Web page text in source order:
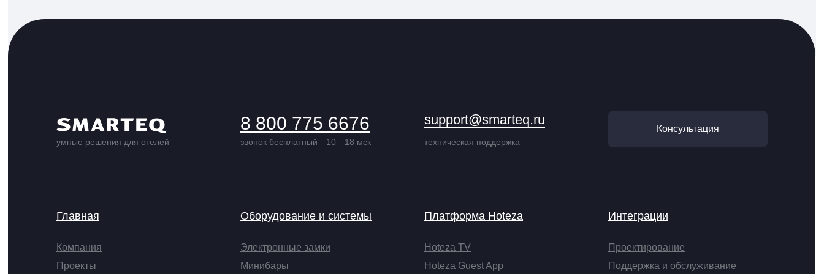
умные решения для отелей
Главная
Компания
Проекты
Оборудование и системы
Электронные замки
Минибары
Платформа Hoteza
Hoteza TV
Hoteza Guest App
Интеграции
Проектирование
Поддержка и обслуживание
8 800 775 6676
звонок бесплатный 10—18 мск
support@smarteq.ru
техническая поддержка
Консультация